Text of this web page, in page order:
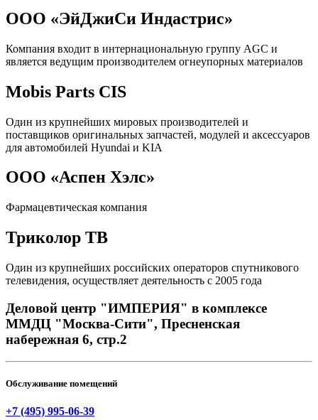
ООО «ЭйДжиСи Индастрис»
Компания входит в интернациональную группу AGС и
является ведущим производителем огнеупорных материалов
Mobis Parts CIS
Один из крупнейших мировых производителей и
поставщиков оригинальных запчастей, модулей и аксессуаров
для автомобилей Hyundai и KIA
ООО «Аспен Хэлс»
Фармацевтическая компания
Триколор ТВ
Один из крупнейших российских операторов спутникового
телевидения, осуществляет деятельность с 2005 года
Деловой центр "ИМПЕРИЯ" в комплексе
ММДЦ "Москва-Сити", Пресненская
набережная 6, стр.2
Обслуживание помещений
+7 (495) 995-06-39